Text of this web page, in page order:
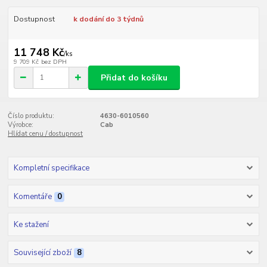
Dostupnost k dodání do 3 týdnů
11 748 Kč/ks
9 709 Kč bez DPH
Přidat do košíku
Číslo produktu:
4630-6010560
Výrobce:
Cab
Hlídat cenu / dostupnost
Kompletní specifikace
Komentáře 0
Ke stažení
Související zboží 8